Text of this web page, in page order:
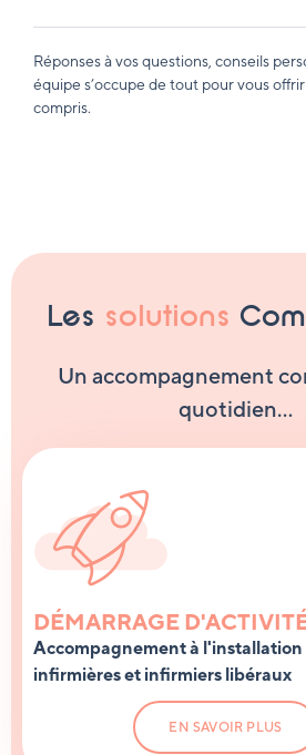
Réponses à vos questions, conseils
équipe s’occupe de tout pour vous
compris.
Les solutions
Un accompagnement
quotidien…
DÉMARRAGE
Accompagnement à l'installation
infirmières et infirmiers libéraux
EN SAVOIR PLUS